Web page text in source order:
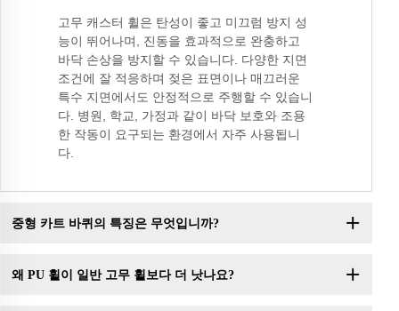
고무 캐스터 휠은 탄성이 좋고 미끄럼 방지 성
능이 뛰어나며, 진동을 효과적으로 완충하고
바닥 손상을 방지할 수 있습니다. 다양한 지면
조건에 잘 적응하며 젖은 표면이나 매끄러운
특수 지면에서도 안정적으로 주행할 수 있습니
다. 병원, 학교, 가정과 같이 바닥 보호와 조용
한 작동이 요구되는 환경에서 자주 사용됩니
다.
중형 카트 바퀴의 특징은 무엇입니까?
왜 PU 휠이 일반 고무 휠보다 더 낫나요?